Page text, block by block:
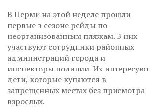
В Перми на этой неделе прошли
первые в сезоне рейды по
неорганизованным пляжам. В них
участвуют сотрудники районных
администраций города и
инспекторы полиции. Их интересуют
дети, которые купаются в
запрещенных местах без присмотра
взрослых.